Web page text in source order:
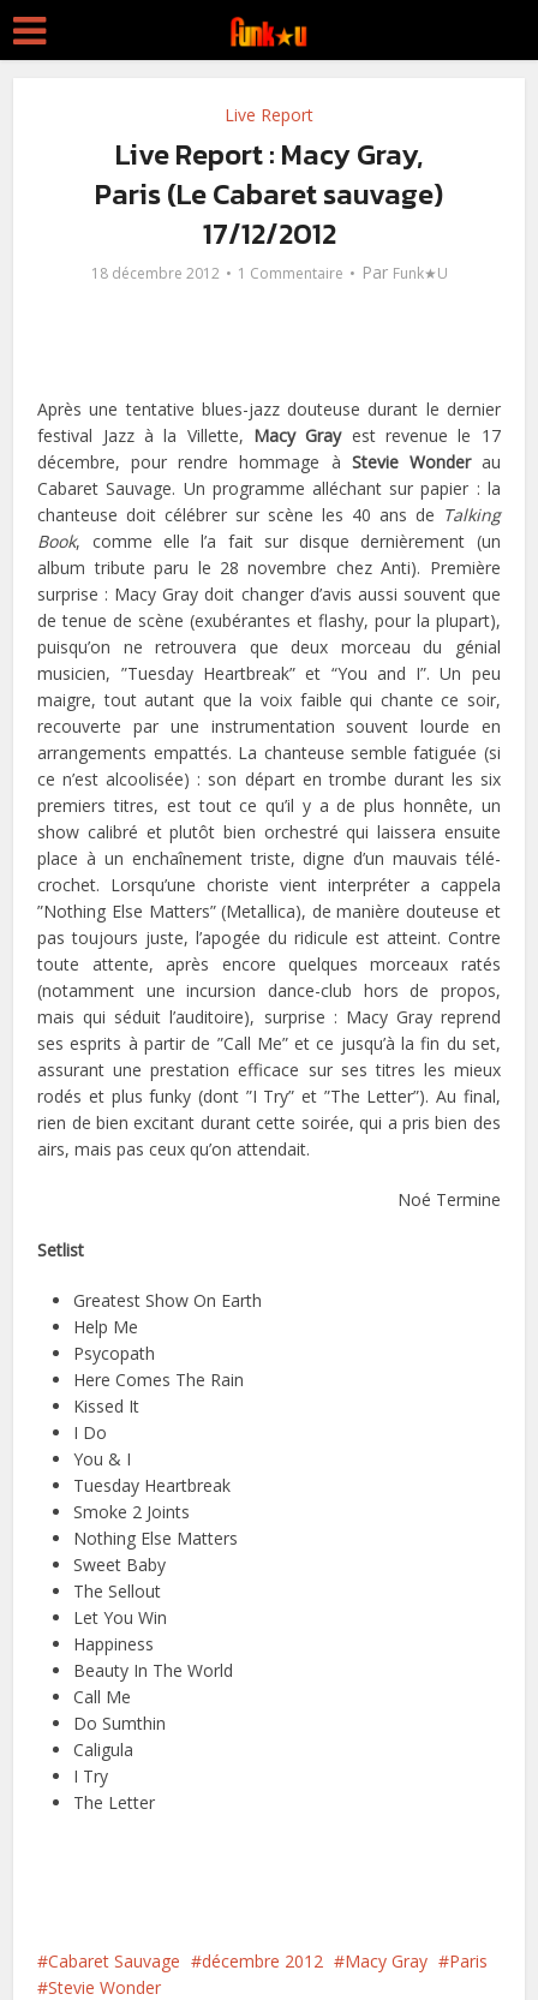
Live Report
Live Report : Macy Gray,
Paris (Le Cabaret sauvage)
17/12/2012
18 décembre 2012 1 Commentaire Par Funk★U
Après une tentative blues-jazz douteuse durant le dernier
festival Jazz à la Villette, Macy Grayest revenue le 17
décembre, pour rendre hommage à Stevie Wonder au
Cabaret Sauvage. Un programme alléchant sur papier : la
chanteuse doit célébrer sur scène les 40 ans de Talking
Book, comme elle l’a fait sur disque dernièrement (un
album tribute paru le 28 novembre chez Anti). Première
surprise : Macy Gray doit changer d’avis aussi souvent que
de tenue de scène (exubérantes et flashy, pour la plupart),
puisqu’on ne retrouvera que deux morceau du génial
musicien, ”Tuesday Heartbreak” et “You and I”. Un peu
maigre, tout autant que la voix faible qui chante ce soir,
recouverte par une instrumentation souvent lourde en
arrangements empattés. La chanteuse semble fatiguée (si
ce n’est alcoolisée) : son départ en trombe durant les six
premiers titres, est tout ce qu’il y a de plus honnête, un
show calibré et plutôt bien orchestré qui laissera ensuite
place à un enchaînement triste, digne d’un mauvais télé-
crochet. Lorsqu’une choriste vient interpréter a cappela
”Nothing Else Matters” (Metallica), de manière douteuse et
pas toujours juste, l’apogée du ridicule est atteint. Contre
toute attente, après encore quelques morceaux ratés
(notamment une incursion dance-club hors de propos,
mais qui séduit l’auditoire), surprise : Macy Gray reprend
ses esprits à partir de ”Call Me” et ce jusqu’à la fin du set,
assurant une prestation efficace sur ses titres les mieux
rodés et plus funky (dont ”I Try” et ”The Letter”). Au final,
rien de bien excitant durant cette soirée, qui a pris bien des
airs, mais pas ceux qu’on attendait.
Noé Termine
Setlist
Greatest Show On Earth
Help Me
Psycopath
Here Comes The Rain
Kissed It
I Do
You & I
Tuesday Heartbreak
Smoke 2 Joints
Nothing Else Matters
Sweet Baby
The Sellout
Let You Win
Happiness
Beauty In The World
Call Me
Do Sumthin
Caligula
I Try
The Letter
Cabaret Sauvage décembre 2012 Macy Gray
Paris
Stevie Wonder